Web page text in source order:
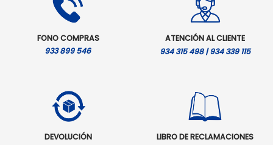
FONO COMPRAS
933 899 546
ATENCIÓN AL CLIENTE
934 315 498 | 934 339 115
DEVOLUCIÓN
LIBRO DE RECLAMACIONES